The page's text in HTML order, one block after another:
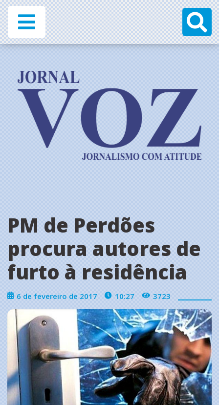
PM de Perdões
procura autores de
furto à residência
6 de fevereiro de 2017 10:27 3723